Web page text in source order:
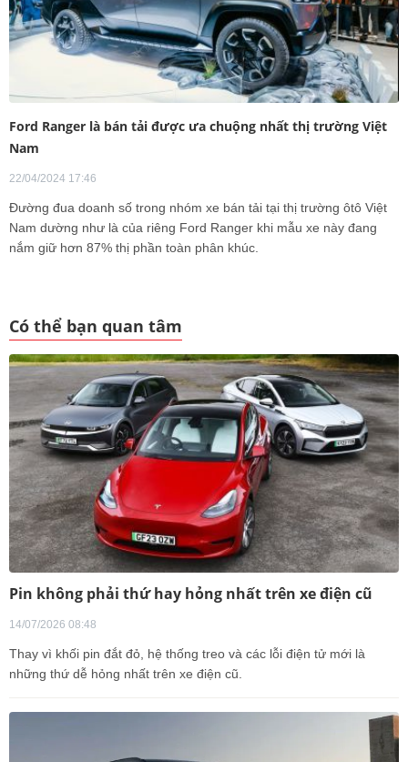
Ford Ranger là bán tải được ưa chuộng nhất thị trường Việt
Nam
22/04/2024 17:46
Đường đua doanh số trong nhóm xe bán tải tại thị trường ôtô Việt
Nam dường như là của riêng Ford Ranger khi mẫu xe này đang
nắm giữ hơn 87% thị phần toàn phân khúc.
Có thể bạn quan tâm
Pin không phải thứ hay hỏng nhất trên xe điện cũ
14/07/2026 08:48
Thay vì khối pin đắt đỏ, hệ thống treo và các lỗi điện tử mới là
những thứ dễ hỏng nhất trên xe điện cũ.